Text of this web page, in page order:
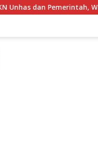
Laskap Diajak Ubah